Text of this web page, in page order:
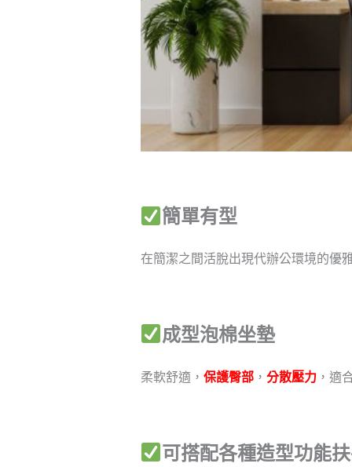
簡單有型
在簡潔之間活脫出現代辦公環境的優
成型泡棉坐墊
柔軟舒適， 保護臀部， 分散壓力，適
可搭配各種造型功能